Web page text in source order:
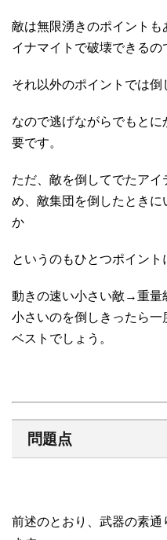
敵は無限湧きのポイント
イナマイトで破壊できるの
それ以外のポイントでは倒
なので逃げながらでもと
要です。
ただ、敵を倒してでたア
め、敵集団を倒したとき
か
というのもひとつポイント
動きの速い小さい敵→重量
小さいのを倒しきったら
ベストでしょう。
問題点
前述のとおり、武器の素通